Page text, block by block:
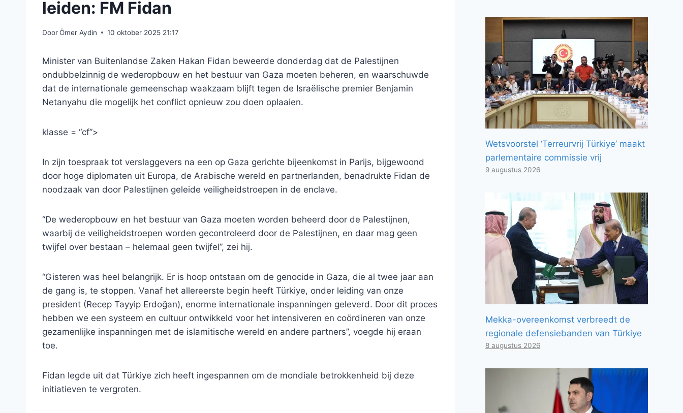
leiden: FM Fidan
DoorÖmer Aydin 10 oktober 2025 21:17
Minister van Buitenlandse Zaken Hakan Fidan beweerde donderdag dat de Palestijnen
ondubbelzinnig de wederopbouw en het bestuur van Gaza moeten beheren, en waarschuwde
dat de internationale gemeenschap waakzaam blijft tegen de Israëlische premier Benjamin
Netanyahu die mogelijk het conflict opnieuw zou doen oplaaien.
klasse = “cf”>
In zijn toespraak tot verslaggevers na een op Gaza gerichte bijeenkomst in Parijs, bijgewoond
door hoge diplomaten uit Europa, de Arabische wereld en partnerlanden, benadrukte Fidan de
noodzaak van door Palestijnen geleide veiligheidstroepen in de enclave.
“De wederopbouw en het bestuur van Gaza moeten worden beheerd door de Palestijnen,
waarbij de veiligheidstroepen worden gecontroleerd door de Palestijnen, en daar mag geen
twijfel over bestaan ​​– helemaal geen twijfel”, zei hij.
“Gisteren was heel belangrijk. Er is hoop ontstaan ​​om de genocide in Gaza, die al twee jaar aan
de gang is, te stoppen. Vanaf het allereerste begin heeft Türkiye, onder leiding van onze
president (Recep Tayyip Erdoğan), enorme internationale inspanningen geleverd. Door dit proces
hebben we een systeem en cultuur ontwikkeld voor het intensiveren en coördineren van onze
gezamenlijke inspanningen met de islamitische wereld en andere partners”, voegde hij eraan
toe.
Fidan legde uit dat Türkiye zich heeft ingespannen om de mondiale betrokkenheid bij deze
initiatieven te vergroten.
Wetsvoorstel ‘Terreurvrij Türkiye’ maakt
parlementaire commissie vrij
9 augustus 2026
Mekka-overeenkomst verbreedt de
regionale defensiebanden van Türkiye
8 augustus 2026